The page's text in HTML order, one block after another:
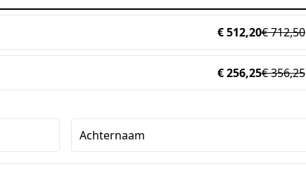
€ 512,20€ 712,50
€ 256,25€ 356,25
Achternaam